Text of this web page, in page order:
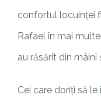
confortul locuinței
Rafael în mai
au răsărit din mâini
Cei care doriți să